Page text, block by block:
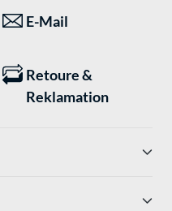
E-Mail
Retoure &
Reklamation